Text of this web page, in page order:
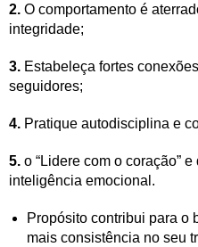
2. O comportamento é
integridade;
3. Estabeleça fortes
seguidores;
4. Pratique autodisciplina e
5. o “Lidere com o coração”
inteligência emocional.
Propósito contribui para o
mais consistência no seu